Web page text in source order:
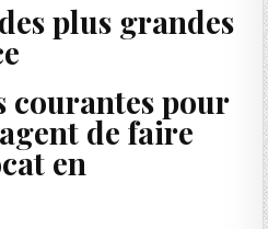
plus grandes
pour
de faire
en